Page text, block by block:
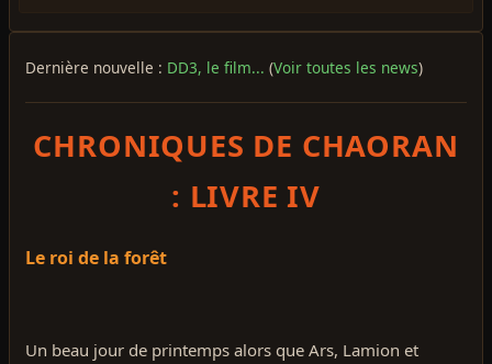
Dernière nouvelle : DD3, le film... (Voir toutes les news)
CHRONIQUES DE CHAORAN
: LIVRE IV
Le roi de la forêt
Un beau jour de printemps alors que Ars, Lamion et